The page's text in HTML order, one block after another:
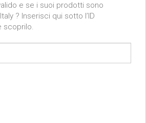
e se i suoi prodotti sono
? Inserisci qui sotto l’ID
scoprilo.